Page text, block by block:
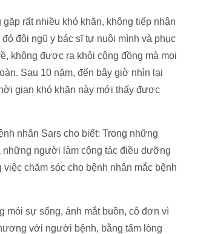
rất nhiều khó khăn, không tiếp nhận
đội ngũ y bác sĩ tự nuôi mình và phục
không được ra khỏi cộng đồng mà mọi
Sau 10 năm, đến bây giờ nhìn lại
gian khó khăn này mới thấy được
nhân Sars cho biết: Trong những
những người làm công tác điều dưỡng
chăm sóc cho bệnh nhân mắc bệnh
mỏi sự sống, ánh mắt buồn, cô đơn vì
với người bệnh, bằng tấm lòng